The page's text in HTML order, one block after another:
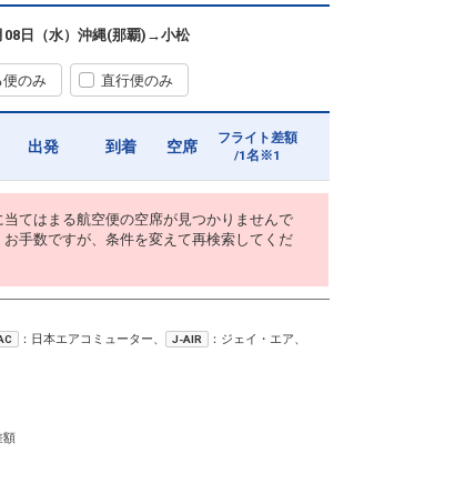
日（水） 沖縄(那覇) →小松
便のみ 直行便のみ
出発 到着 空席
フライト差額
/1名※1
当てはまる航空便の空席が見つかりませんで
お手数ですが、条件を変えて再検索してくだ
：日本エアコミューター、 J-AIR ：ジェイ・エア、
額